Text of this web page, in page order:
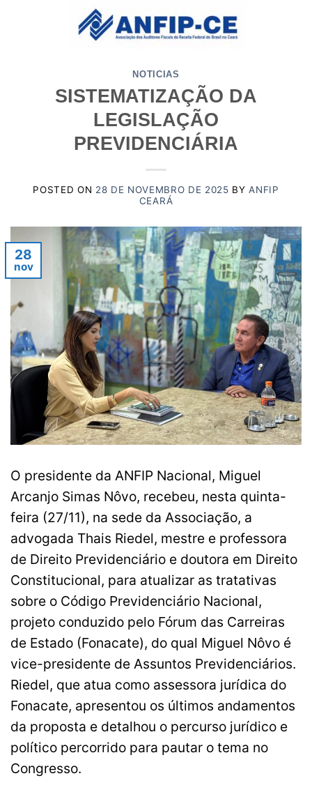
NOTICIAS
SISTEMATIZAÇÃO DA
LEGISLAÇÃO
PREVIDENCIÁRIA
POSTED ON 28 DE NOVEMBRO DE 2025 BYANFIP
CEARÁ
28
nov
O presidente da ANFIP Nacional, Miguel
Arcanjo Simas Nôvo, recebeu, nesta quinta-
feira (27/11), na sede da Associação, a
advogada Thais Riedel, mestre e professora
de Direito Previdenciário e doutora em Direito
Constitucional, para atualizar as tratativas
sobre o Código Previdenciário Nacional,
projeto conduzido pelo Fórum das Carreiras
de Estado (Fonacate), do qual Miguel Nôvo é
vice-presidente de Assuntos Previdenciários.
Riedel, que atua como assessora jurídica do
Fonacate, apresentou os últimos andamentos
da proposta e detalhou o percurso jurídico e
político percorrido para pautar o tema no
Congresso.